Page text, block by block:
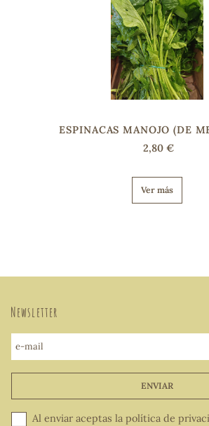
ESPINACAS MANOJO (DE
2,80 €
Ver más
Newsletter
e-mail
ENVIAR
Al enviar aceptas la política de